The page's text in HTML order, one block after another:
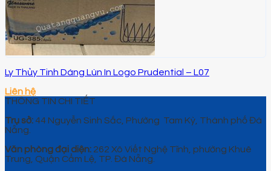
Ly Thủy Tinh Dáng Lùn In Logo Prudential – L07
Liên hệ
THÔNG TIN CHI TIẾT
Trụ sở: 44 Nguyễn Sinh Sắc, Phường Tam Kỳ, Thành phố Đà
Nẵng.
Văn phòng đại diện: 262 Xô Viết Nghệ Tĩnh, phường Khuê
Trung, Quận Cẩm Lệ, TP. Đà Nẵng.